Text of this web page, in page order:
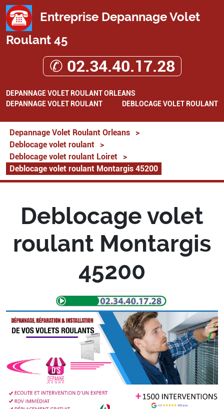
Entreprise Depannage Volet
Roulant 45
✆ 02.34.40.17.28
DEPANNAGE VOLET ROULANT ORLEANS
DEPANNAGE VOLET ROULANT
DEBLOCAGE VOLET ROULANT
Depannage Volet Roulant Orleans
>
Deblocage volet roulant
>
Deblocage volet roulant Loiret
>
Deblocage volet roulant Montargis 45200
Deblocage volet
roulant Montargis
45200